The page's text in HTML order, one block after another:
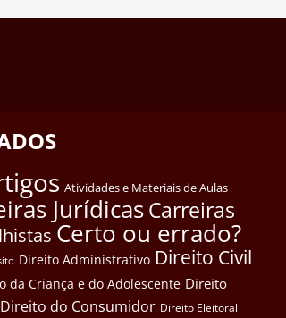
Atividades e Materiais de Aulas
JurídicasCarreiras
Certo ou errado?
Direito Administrativo Direito Civil
da Criança e do Adolescente Direito
Direito do Consumidor Direito Eleitoral